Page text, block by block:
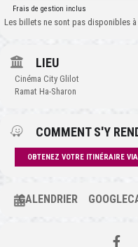
Frais de gestion inclus
Les billets ne sont pas disponibles
LIEU
Cinéma City Glilot
Ramat Ha-Sharon
COMMENT S'Y
OBTENEZ VOTRE ITINÉRAIRE
CALENDRIER